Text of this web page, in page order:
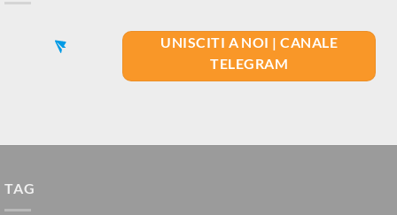
UNISCITI A NOI | CANALE
TELEGRAM
TAG